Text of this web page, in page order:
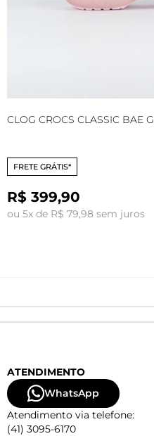
CLOG CROCS CLASSIC BAE
FRETE GRÁTIS*
R$ 399,90
ou 5x de R$ 79,98 sem juros
ATENDIMENTO
WhatsApp
Atendimento via telefone:
(41) 3095-6170